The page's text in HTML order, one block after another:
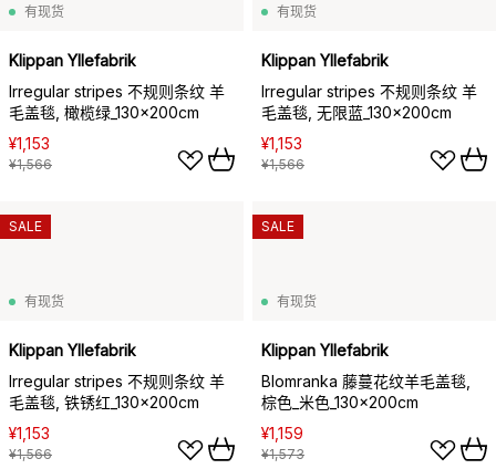
有现货
Klippan Yllefabrik
Irregular stripes 不规则条纹 羊
毛盖毯, 橄榄绿_130x200cm
¥1,153
¥1,566
有现货
Klippan Yllefabrik
Irregular stripes 不规则条纹 羊
毛盖毯, 无限蓝_130x200cm
¥1,153
¥1,566
有现货
Klippan Yllefabrik
Irregular stripes 不规则条纹 羊
毛盖毯, 铁锈红_130x200cm
¥1,153
¥1,566
SALE
有现货
Klippan Yllefabrik
Blomranka 藤蔓花纹羊毛盖毯,
棕色_米色_130x200cm
¥1,159
¥1,573
SALE